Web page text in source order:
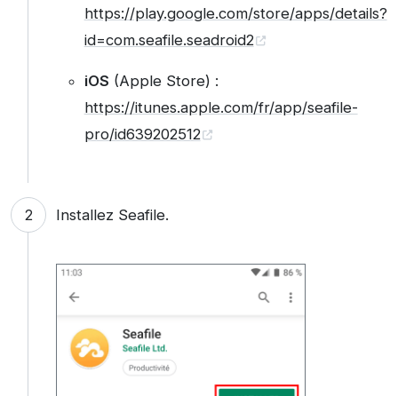
https://play.google.com/store/apps/details?
id=com.seafile.seadroid2
iOS (Apple Store) :
https://itunes.apple.com/fr/app/seafile-
pro/id639202512
Installez Seafile.